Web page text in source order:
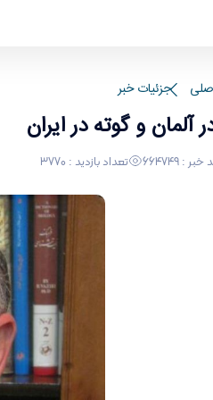
جزئیات خبر
و گوته در ایران
: 664749 تعداد بازدید : 3770